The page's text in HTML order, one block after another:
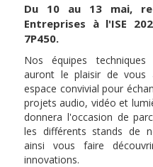
Du 10 au 13 mai,
Entreprises à l'ISE
7P450.
Nos équipes techniques
auront le plaisir de vous
espace convivial pour
projets audio, vidéo et
donnera l'occasion de
les différents stands de
ainsi vous faire
innovations.